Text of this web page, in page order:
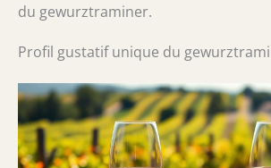
du gewurztraminer.
Profil gustatif unique du